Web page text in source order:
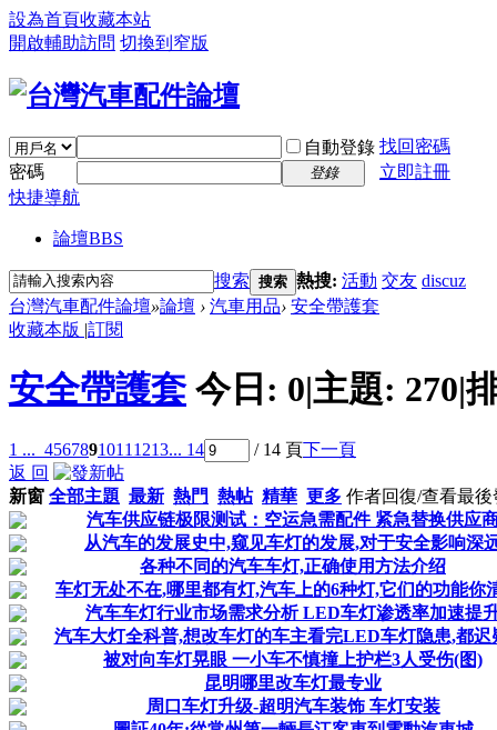
設為首頁收藏本站
開啟輔助訪問 切換到窄版
自動登錄 找回密碼
密碼
登錄
立即註冊
快捷導航
論壇BBS
搜索 搜索 熱搜: 活動 交友 discuz
台灣汽車配件論壇»論壇 › 汽車用品› 安全帶護套
收藏本版 |訂閱
安全帶護套 今日: 0|主題: 270|
1 ... 4567891011 1213... 14 / 14 頁下一頁
返 回
新窗 全部主題 最新 熱門 熱帖 精華 更多 作者回復/查看最後
汽车供应链极限测试：空运急需配件 紧急替换供应
从汽车的发展史中,窥见车灯的发展,对于安全影响深
各种不同的汽车车灯,正确使用方法介绍
车灯无处不在,哪里都有灯,汽车上的6种灯,它们的功能你
汽车车灯行业市场需求分析 LED车灯渗透率加速提
汽车大灯全科普,想改车灯的车主看完LED车灯隐患,都迟
被对向车灯晃眼 一小车不慎撞上护栏3人受伤(图)
昆明哪里改车灯最专业
周口车灯升级-超明汽车装饰 车灯安装